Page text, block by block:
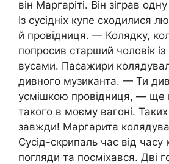
він Маргаріті. Він зіграв
Із сусідніх купе сходилися
й провідниця. — Колядку,
попросив старший чоловік
вусами. Пасажири
дивного музиканта. — Ти
усмішкою провідниця, — ще
такого в моєму вагоні.
завжди! Маргарита
Сусід-скрипаль час від часу
погляди та посміхався. Дві